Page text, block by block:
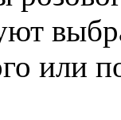
или